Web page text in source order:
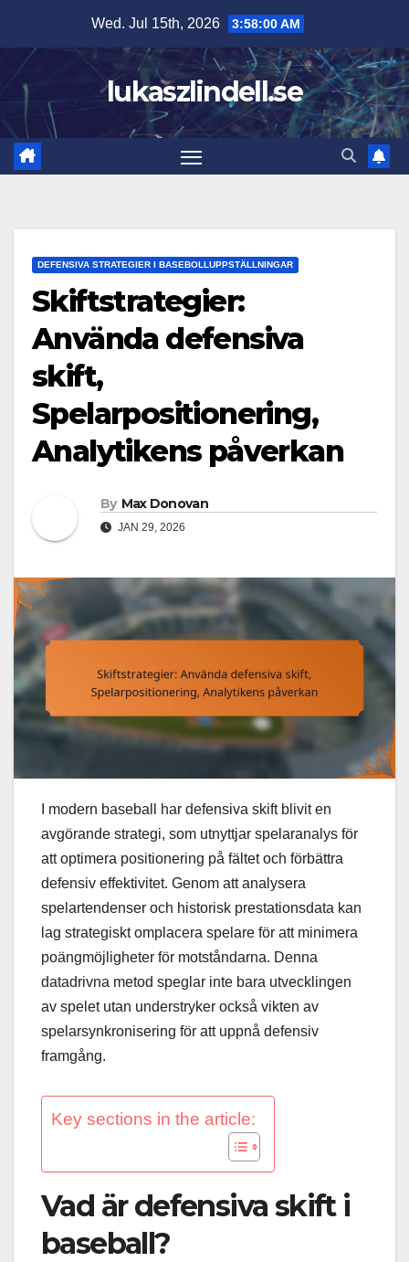
content
Wed. Jul 15th, 2026 3:58:01 AM
lukaszlindell.se
DEFENSIVA STRATEGIER I BASEBOLLUPPSTÄLLNINGAR
Skiftstrategier:
Använda defensiva
skift,
Spelarpositionering,
Analytikens påverkan
By Max Donovan
JAN 29, 2026
I modern baseball har defensiva skift blivit en
avgörande strategi, som utnyttjar spelaranalys för
att optimera positionering på fältet och förbättra
defensiv effektivitet. Genom att analysera
spelartendenser och historisk prestationsdata kan
lag strategiskt omplacera spelare för att minimera
poängmöjligheter för motståndarna. Denna
datadrivna metod speglar inte bara utvecklingen
av spelet utan understryker också vikten av
spelarsynkronisering för att uppnå defensiv
framgång.
Key sections in the article:
Vad är defensiva skift i
baseball?